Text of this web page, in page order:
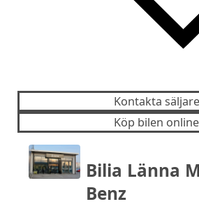
Kontakta säljare
Köp bilen online
Bilia Länna
Benz